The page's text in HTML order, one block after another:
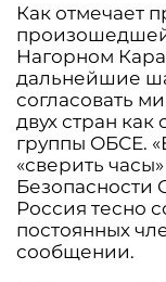
Как отмечает
Нагорном
дальнейшие
согласовать
двух стран
группы ОБСЕ.
«сверить
Россия тесно
постоянных
сообщении.